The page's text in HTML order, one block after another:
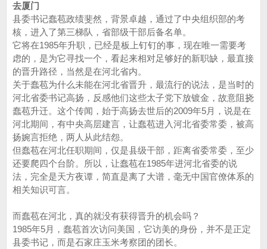
去厦门
县委书记蠢苞政绩斐然，背景卓越，通过了中央组织部的考
核，进入了第三梯队，省部级干部后备名单。
它将在1985年升职，已经是板上钉钉的事，现在唯一需要考
虑的，是为它寻找一个，看起来相对足够好的新职缺，最直接
的晋升路径，当然是在河北省内。
关于蠢苞为什么未能在河北省晋升，最流行的说法，是当时的
河北省委书记高扬，反感他们这些太子党下放镀金，故意阻挠
蠢苞升迁。这个传闻，始于高扬去世后的2009年5月，说是在
河北期间，有中央高层建言，让蠢苞进入河北省委常委，被高
扬婉言拒绝，两人从此结怨。
但蠢苞在河北任职期间，仅是县级干部，距离省委常委，至少
还要爬四个台阶。所以，让蠢苞在1985年进河北省委的说
法，完全是天方夜谭，简直是离了大谱，毫无中国官僚体系的
相关知识可言。
而蠢苞在河北，真的就没有获得晋升的机会吗？
1985年5月，蠢苞首次访问美国，它访美的身份，并不是正定
县委书记，而是石家庄玉米考察团的团长。